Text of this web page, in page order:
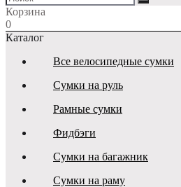
Корзина
0
Каталог
Все велосипедные сумки
Сумки на руль
Рамные сумки
Фидбэги
Сумки на багажник
Сумки на раму